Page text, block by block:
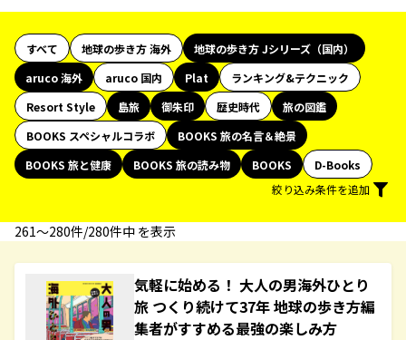
すべて 地球の歩き方 海外
地球の歩き方 Jシリーズ（国内）
aruco 海外
aruco 国内 Plat
ランキング&テクニック
Resort Style
島旅 御朱印 歴史時代
旅の図鑑
BOOKS スペシャルコラボ
BOOKS 旅の名言＆絶景
BOOKS 旅と健康
BOOKS 旅の読み物 BOOKS
D-Books
絞り込み条件を追加
261〜280件/280件中 を表示
気軽に始める！ 大人の男海外ひとり
旅 つくり続けて37年 地球の歩き方編
集者がすすめる最強の楽しみ方